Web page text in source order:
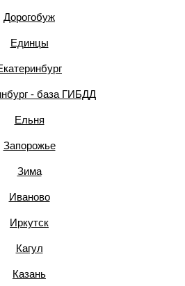
Дорогобуж
Единцы
- база ГИБДД
Ельня
Запорожье
Зима
Иваново
Иркутск
Кагул
Казань